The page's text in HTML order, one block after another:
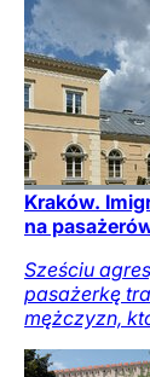
Kraków.
na
Sześciu
pasażerkę
mężczyzn,